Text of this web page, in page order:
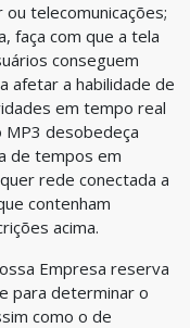
telecomunicações;
faça com que a tela
conseguem
afetar a habilidade de
em tempo real
desobedeça
de tempos em
rede conectada a
contenham
acima.
Empresa reserva
para determinar o
como o de